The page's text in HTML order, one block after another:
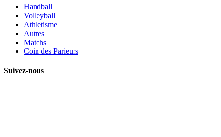
Handball
Volleyball
Athletisme
Autres
Matchs
Coin des Parieurs
Suivez-nous